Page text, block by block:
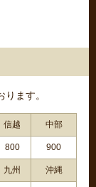
ます。
信越 中部
800 900
九州 沖縄